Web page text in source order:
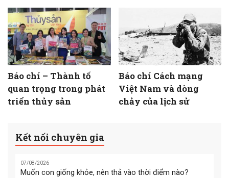
Báo chí – Thành tố
quan trọng trong phát
triển thủy sản
Báo chí Cách mạng
Việt Nam và dòng
chảy của lịch sử
Kết nối chuyên gia
07/08/2026
Muốn con giống khỏe, nên thả vào thời điểm nào?